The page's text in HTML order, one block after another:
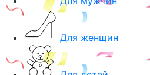
Для женщин